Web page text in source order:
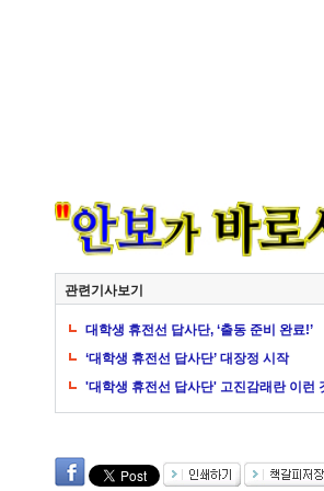
관련기사보기
대학생 휴전선 답사단, ‘출동 준비 완료!’
‘대학생 휴전선 답사단’ 대장정 시작
'대학생 휴전선 답사단' 고진감래란 이런